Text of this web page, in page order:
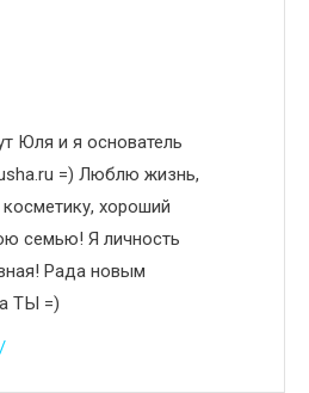
Юля и я основатель
=) Люблю жизнь,
хороший
семью! Я личность
Рада новым
ТЫ =)